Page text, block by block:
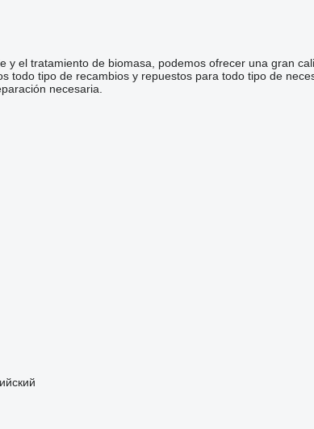
y el tratamiento de biomasa, podemos ofrecer una gran
todo tipo de recambios y repuestos para todo tipo de
necesaria.